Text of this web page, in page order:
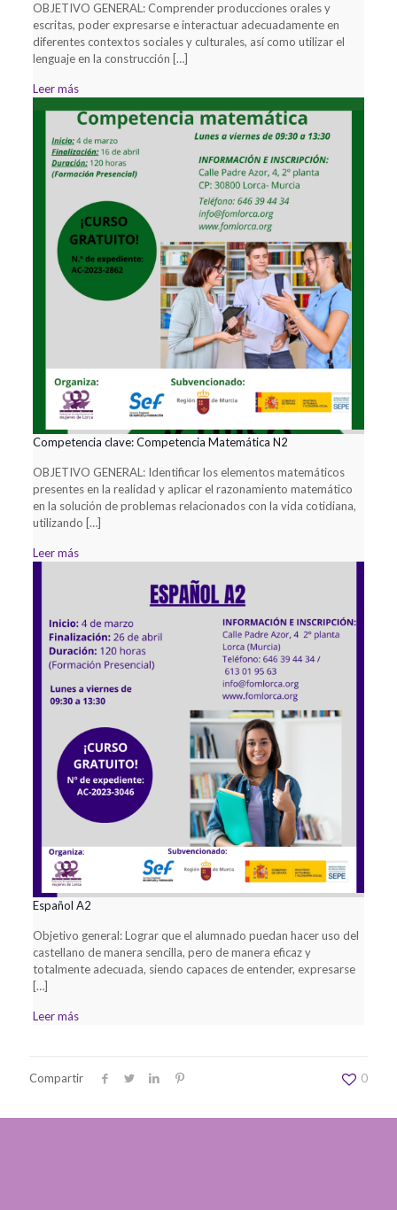
OBJETIVO GENERAL: Comprender producciones orales y
escritas, poder expresarse e interactuar adecuadamente en
diferentes contextos sociales y culturales, así como utilizar el
lenguaje en la construcción […]
Leer más
Competencia clave: Competencia Matemática N2
OBJETIVO GENERAL: Identificar los elementos matemáticos
presentes en la realidad y aplicar el razonamiento matemático
en la solución de problemas relacionados con la vida cotidiana,
utilizando […]
Leer más
Español A2
Objetivo general: Lograr que el alumnado puedan hacer uso del
castellano de manera sencilla, pero de manera eficaz y
totalmente adecuada, siendo capaces de entender, expresarse
[…]
Leer más
Compartir 0